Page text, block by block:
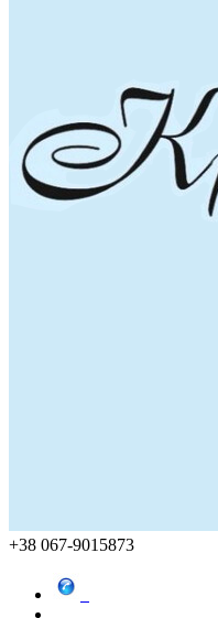
+38 067-9015873